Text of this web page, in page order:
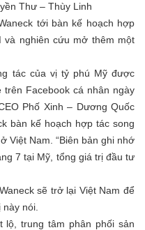
Thư – Thùy Linh
tới bàn kế hoạch hợp
và nghiên cứu mở thêm một
tác của vị tỷ phú Mỹ được
trên Facebook cá nhân ngày
Phố Xinh – Dương Quốc
bàn kế hoạch hợp tác song
Việt Nam. “Biên bản ghi nhớ
7 tại Mỹ, tổng giá trị đầu tư
sẽ trở lại Việt Nam để
nói.
lộ, trung tâm phân phối sản